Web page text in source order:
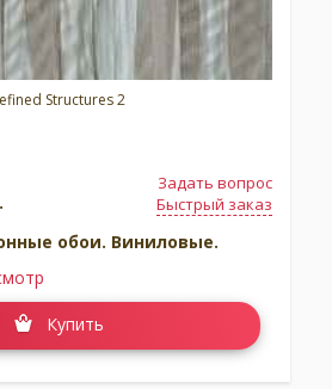
Structures 2
Задать вопрос
Быстрый заказ
обои. Виниловые.
Купить